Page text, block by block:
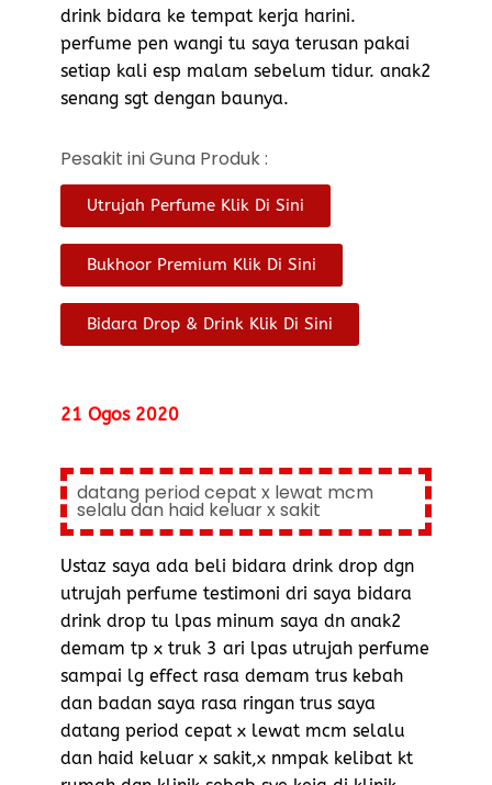
drink bidara ke tempat kerja harini.
perfume pen wangi tu saya terusan pakai
setiap kali esp malam sebelum tidur. anak2
senang sgt dengan baunya.
Pesakit ini Guna Produk :
Utrujah Perfume Klik Di Sini
Bukhoor Premium Klik Di Sini
Bidara Drop & Drink Klik Di Sini
21 Ogos 2020
datang period cepat x lewat mcm
selalu dan haid keluar x sakit
Ustaz saya ada beli bidara drink drop dgn
utrujah perfume testimoni dri saya bidara
drink drop tu lpas minum saya dn anak2
demam tp x truk 3 ari lpas utrujah perfume
sampai lg effect rasa demam trus kebah
dan badan saya rasa ringan trus saya
datang period cepat x lewat mcm selalu
dan haid keluar x sakit,x nmpak kelibat kt